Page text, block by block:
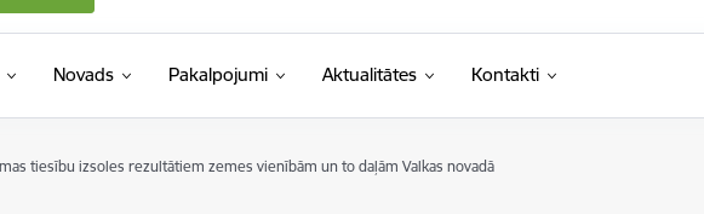
Novads Pakalpojumi Aktualitātes Kontakti
tiesību izsoles rezultātiem zemes vienībām un to daļām Valkas novadā